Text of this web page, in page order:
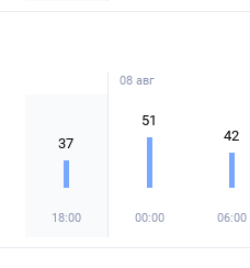
37
18:00
08 авг
51
00:00
42
06:00